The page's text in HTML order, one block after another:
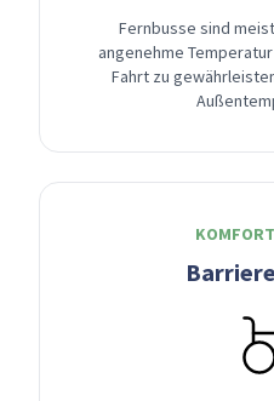
Fernbusse sind
angenehme
Fahrt zu